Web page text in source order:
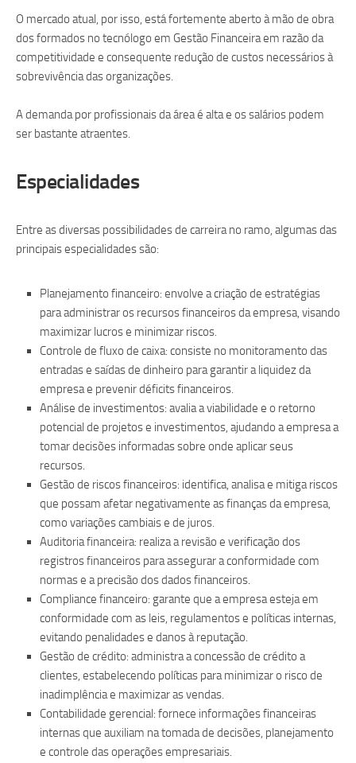
O mercado atual, por isso, está fortemente aberto à mão de obra
dos formados no tecnólogo em Gestão Financeira em razão da
competitividade e consequente redução de custos necessários à
sobrevivência das organizações.
A demanda por profissionais da área é alta e os salários podem
ser bastante atraentes.
Especialidades
Entre as diversas possibilidades de carreira no ramo, algumas das
principais especialidades são:
Planejamento financeiro: envolve a criação de estratégias
para administrar os recursos financeiros da empresa, visando
maximizar lucros e minimizar riscos.
Controle de fluxo de caixa: consiste no monitoramento das
entradas e saídas de dinheiro para garantir a liquidez da
empresa e prevenir déficits financeiros.
Análise de investimentos: avalia a viabilidade e o retorno
potencial de projetos e investimentos, ajudando a empresa a
tomar decisões informadas sobre onde aplicar seus
recursos.
Gestão de riscos financeiros: identifica, analisa e mitiga riscos
que possam afetar negativamente as finanças da empresa,
como variações cambiais e de juros.
Auditoria financeira: realiza a revisão e verificação dos
registros financeiros para assegurar a conformidade com
normas e a precisão dos dados financeiros.
Compliance financeiro: garante que a empresa esteja em
conformidade com as leis, regulamentos e políticas internas,
evitando penalidades e danos à reputação.
Gestão de crédito: administra a concessão de crédito a
clientes, estabelecendo políticas para minimizar o risco de
inadimplência e maximizar as vendas.
Contabilidade gerencial: fornece informações financeiras
internas que auxiliam na tomada de decisões, planejamento
e controle das operações empresariais.